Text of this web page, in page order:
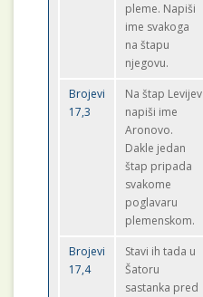
pleme. Napiši
ime svakoga
na štapu
njegovu.
Brojevi
17,3
Na štap Levijev
napiši ime
Aronovo.
Dakle jedan
štap pripada
svakome
poglavaru
plemenskom.
Brojevi
17,4
Stavi ih tada u
Šatoru
sastanka pred